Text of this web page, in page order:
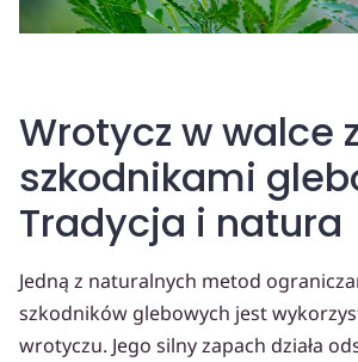
Wrotycz w walce
szkodnikami
Tradycja i natura
Jedną z naturalnych metod
szkodników glebowych jest
wrotyczu. Jego silny zapach działa